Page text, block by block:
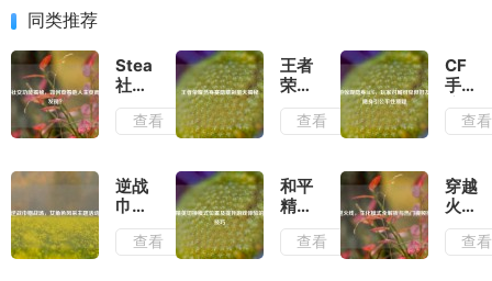
同类推荐
Steam
社交
功能
查看
他人
而不
被发
查看
王者
荣耀
热身
赛隐
揭秘
查看
CF
手游
惊现
隐身
对局
可见
友列
表隐
查看
逆战
巾帼
战
场，
查看
和平
精英
切换
模式
查看
穿越
火
线，
生化
查看